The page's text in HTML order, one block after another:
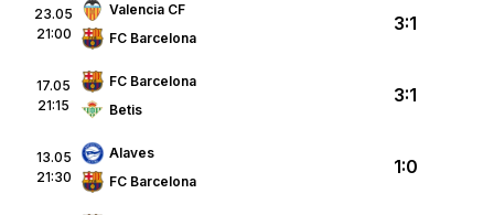
23.05
21:00
Valencia CF
FC Barcelona
3:1
17.05
21:15
FC Barcelona
Betis
3:1
13.05
21:30
Alaves
FC Barcelona
1:0